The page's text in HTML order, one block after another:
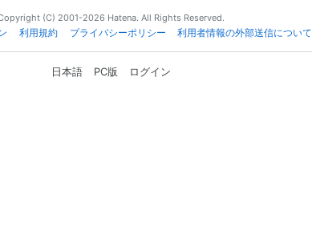
(C) 2001-2026 Hatena. All Rights Reserved.
利用規約 プライバシーポリシー 利用者情報の外部送信について
日本語 PC版 ログイン